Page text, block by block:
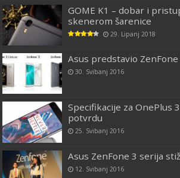
GOME K1 – dobar i
skenerom šarenice
29. Lipanj 2018
Asus predstavio
30. Svibanj 2016
Specifikacije za OnePlus
potvrdu
25. Svibanj 2016
Asus ZenFone 3 serija
12. Svibanj 2016